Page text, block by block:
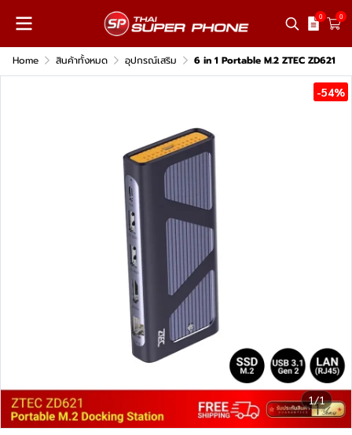
0 0
Home สินค้าทั้งหมด อุปกรณ์เสริม 6 in 1 Portable M.2 ZTEC ZD621
1/1
-54%